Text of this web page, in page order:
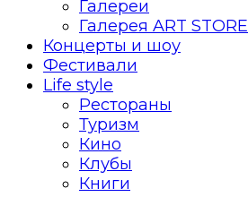
Галереи
Галерея ART STORE
Концерты и шоу
Фестивали
Life style
Рестораны
Туризм
Кино
Клубы
Книги